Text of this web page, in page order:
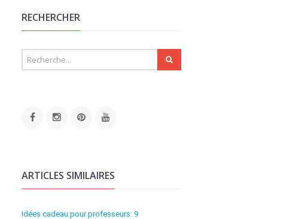
RECHERCHER
ARTICLES SIMILAIRES
Idées cadeau pour professeurs: 9